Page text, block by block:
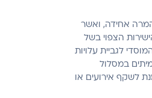
אחידה, ואשר
הצפוי בשל
לגביית עלויות
במסלול
לשקף אירועים או